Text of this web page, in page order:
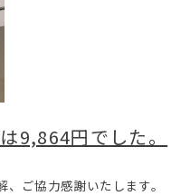
9,864円でした。
ご協力感謝いたします。